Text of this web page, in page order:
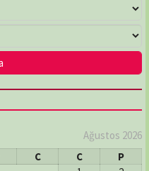
Ağustos 2026
C C
P